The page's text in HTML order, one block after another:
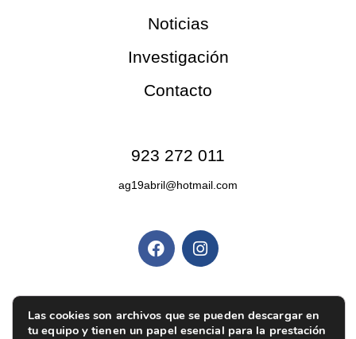
Noticias
Investigación
Contacto
923 272 011
ag19abril@hotmail.com
Política de privacidad|Aviso legal|Política de
Las cookies son archivos que se pueden descargar en
tu equipo y tienen un papel esencial para la prestación